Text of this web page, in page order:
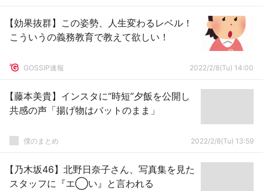
【効果抜群】この姿勢、人生変わるレベル！
こういうの義務教育で教えて欲しい！
GOSSIP速報 2022/2/8(Tu) 14:00
【藤本美貴】インスタに“時短”夕飯を公開し
共感の声「揚げ物はバットのまま」
僕のまとめ 2022/2/8(Tu) 13:59
【乃木坂46】北野日奈子さん、写真集を見た
スタッフに『エ◯い』と言われる